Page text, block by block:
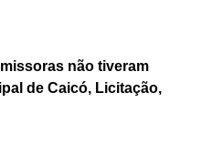
não tiveram
de Caicó, Licitação,